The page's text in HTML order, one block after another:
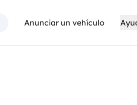
Anunciar un vehículo